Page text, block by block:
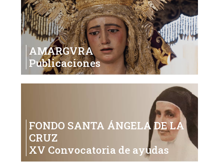
AMARGVRA
Publicaciones
FONDO SANTA ÁNGELA DE LA
CRUZ
XV Convocatoria de ayudas